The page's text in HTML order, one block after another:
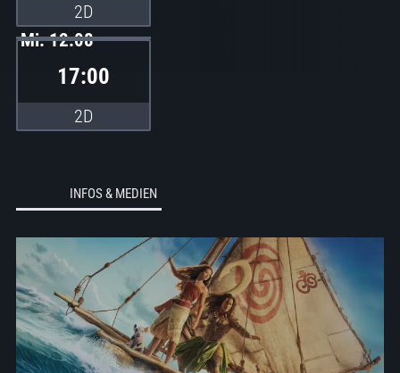
2D
Mi. 12.08
17:00
2D
INFOS & MEDIEN